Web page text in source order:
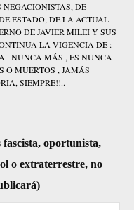
NEGACIONISTAS, DE
ESTADO, DE LA ACTUAL
DE JAVIER MILEI Y SUS
LA VIGENCIA DE :
NUNCA MÁS , ES NUNCA
MUERTOS , JAMÁS
SIEMPRE!!..
oportunista,
o extraterrestre, no